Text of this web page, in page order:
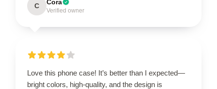
C Cora
Verified owner
Love this phone case! It’s better than I expected—
bright colors, high-quality, and the design is